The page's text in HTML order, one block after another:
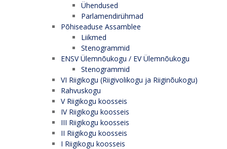
Ühendused
Parlamendirühmad
Põhiseaduse Assamblee
Liikmed
Stenogrammid
ENSV Ülemnõukogu / EV Ülemnõukogu
Stenogrammid
VI Riigikogu (Riigivolikogu ja Riiginõukogu)
Rahvuskogu
V Riigikogu koosseis
IV Riigikogu koosseis
III Riigikogu koosseis
II Riigikogu koosseis
I Riigikogu koosseis